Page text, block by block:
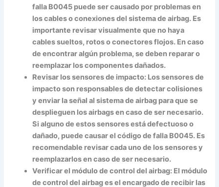
falla B0045 puede ser causado por problemas en
los cables o conexiones del sistema de airbag. Es
importante revisar visualmente que no haya
cables sueltos, rotos o conectores flojos. En caso
de encontrar algún problema, se deben reparar o
reemplazar los componentes dañados.
Revisar los sensores de impacto: Los sensores de
impacto son responsables de detectar colisiones
y enviar la señal al sistema de airbag para que se
desplieguen los airbags en caso de ser necesario.
Si alguno de estos sensores está defectuoso o
dañado, puede causar el código de falla B0045. Es
recomendable revisar cada uno de los sensores y
reemplazarlos en caso de ser necesario.
Verificar el módulo de control del airbag: El módulo
de control del airbag es el encargado de recibir las